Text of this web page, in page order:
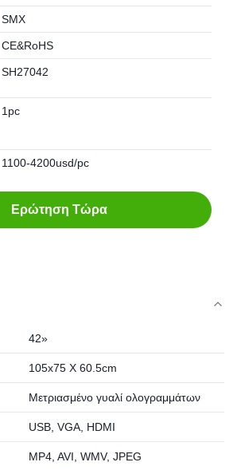
SMX
CE&RoHS
SH27042
1pc
1100-4200usd/pc
Ερώτηση Τώρα
42»
105x75 Χ 60.5cm
Μετριασμένο γυαλί ολογραμμάτων
USB, VGA, HDMI
MP4, AVI, WMV, JPEG